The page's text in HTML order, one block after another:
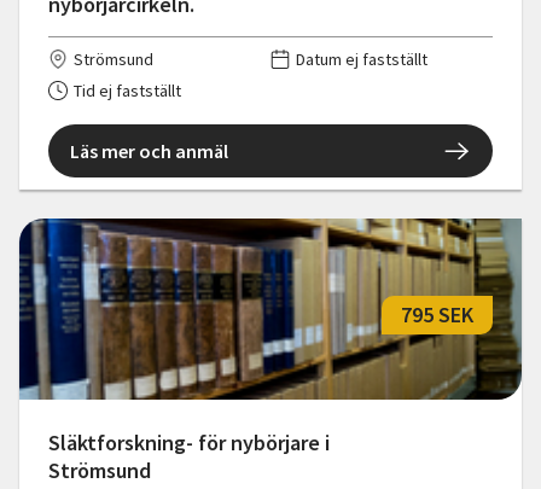
Strömsund
Datum ej fastställt
Tid ej fastställt
Läs mer och anmäl
Släktforskning- för nybörjare i
Strömsund
795 SEK